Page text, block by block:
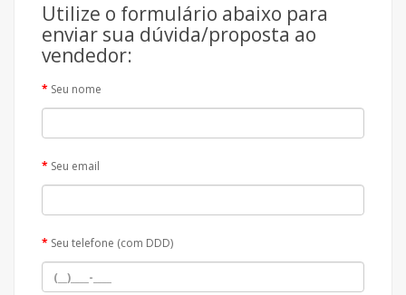
Utilize o formulário abaixo para
enviar sua dúvida/proposta ao
vendedor:
Seu nome
Seu email
Seu telefone (com DDD)